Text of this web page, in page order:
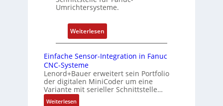
u
e
e
p
e
r
y
i
r
t
P
o
s
i
i
o
Umrichtersysteme.
Weiterlesen:
D
h
g
e
Einfache Sensor-Integration in Fanuc
CNC-Systeme
Lenord+Bauer erweitert sein Portfolio
der digitalen MiniCoder um eine
Variante mit serieller Schnittstelle…
Weiterlesen: